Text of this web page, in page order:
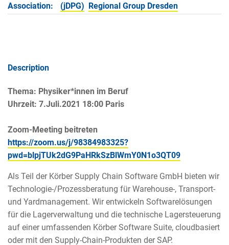
Association:
(jDPG) Regional Group Dresden
Description
Thema: Physiker*innen im Beruf
Uhrzeit: 7.Juli.2021 18:00 Paris
Zoom-Meeting beitreten
https://zoom.us/j/98384983325?
pwd=blpjTUk2dG9PaHRkSzBlWmY0N1o3QT09
Als Teil der Körber Supply Chain Software GmbH bieten wir
Technologie-/Prozessberatung für Warehouse-, Transport-
und Yardmanagement. Wir entwickeln Softwarelösungen
für die Lagerverwaltung und die technische Lagersteuerung
auf einer umfassenden Körber Software Suite, cloudbasiert
oder mit den Supply-Chain-Produkten der SAP.